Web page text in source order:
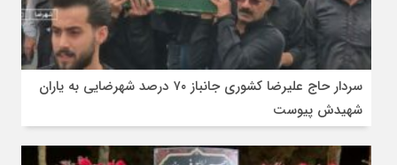
سردار حاج علیرضا کشوری جانباز ۷۰ درصد شهرضایی به یاران
شهیدش پیوست